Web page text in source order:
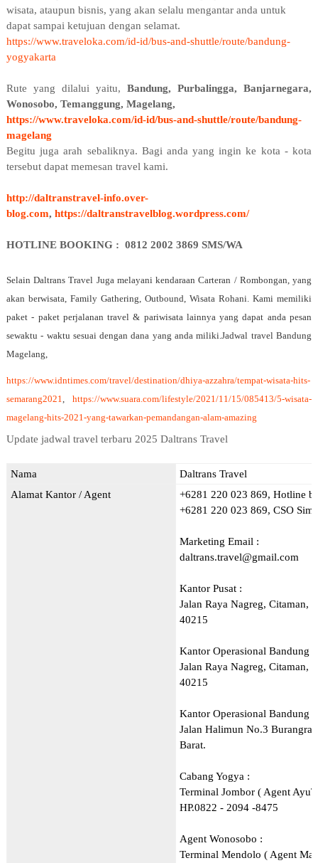
wisata, ataupun bisnis, yang akan selalu mengantar anda untuk
dapat sampai ketujuan dengan selamat.
https://www.traveloka.com/id-id/bus-and-shuttle/route/bandung-
yogyakarta
Rute yang dilalui yaitu,Bandung, Purbalingga, Banjarnegara,
Wonosobo, Temanggung, Magelang,
https://www.traveloka.com/id-id/bus-and-shuttle/route/bandung-
magelang
Begitu juga arah sebaliknya. Bagi anda yang ingin ke kota - kota
tersebut dapat memesan travel kami.
http://daltranstravel-info.over-
blog.com, https://daltranstravelblog.wordpress.com/
HOTLINE BOOKING : 0812 2002 3869 SMS/WA
Selain Daltrans Travel Juga melayani kendaraan Carteran / Rombongan, yang
akan berwisata, Family Gathering, Outbound, Wisata Rohani. Kami memiliki
paket - paket perjalanan travel & pariwisata lainnya yang dapat anda pesan
sewaktu - waktu sesuai dengan dana yang anda miliki.Jadwal travel Bandung
Magelang,
https://www.idntimes.com/travel/destination/dhiya-azzahra/tempat-wisata-hits-
semarang2021
,https://www.suara.com/lifestyle/2021/11/15/085413/5-wisata-
magelang-hits-2021-yang-tawarkan-pemandangan-alam-amazing
Update jadwal travel terbaru 2025 Daltrans Travel
Nama
Daltrans Travel
Alamat Kantor / Agent
+6281 220 023 869, Hotline
+6281 220 023 869, CSO
Marketing Email :
daltrans.travel@gmail.com
Kantor Pusat :
Jalan Raya Nagreg, Citaman,
40215
Kantor Operasional Bandung
Jalan Raya Nagreg, Citaman,
40215
Kantor Operasional Bandung
Jalan Halimun No.3
Barat.
Cabang Yogya :
Terminal Jombor ( Agent
HP.0822 - 2094 -8475
Agent Wonosobo :
Terminal Mendolo ( Agent